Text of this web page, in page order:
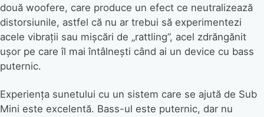
două woofere, care produce un efect ce neutralizează
distorsiunile, astfel că nu ar trebui să experimentezi
acele vibrații sau mișcări de „rattling”, acel zdrăngănit
ușor pe care îl mai întâlnești când ai un device cu bass
puternic.
Experiența sunetului cu un sistem care se ajută de Sub
Mini este excelentă. Bass-ul este puternic, dar nu